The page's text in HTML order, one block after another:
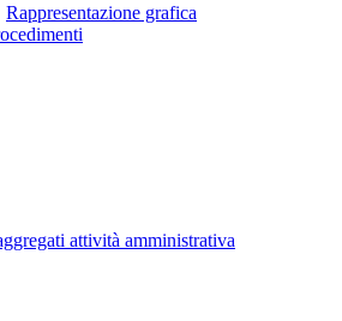
Rappresentazione grafica
attività amministrativa